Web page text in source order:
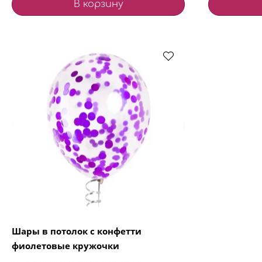
В корзину
Шары в потолок с конфетти
фиолетовые кружочки